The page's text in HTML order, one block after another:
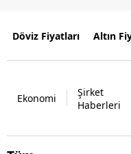
Döviz Fiyatları Altın
Ekonomi
Şirket
Haberleri